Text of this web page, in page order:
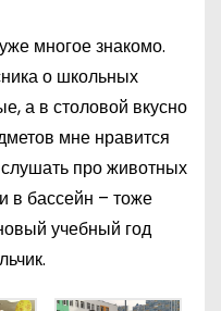
многое знакомо.
о школьных
а в столовой вкусно
мне нравится
про животных
в бассейн – тоже
учебный год